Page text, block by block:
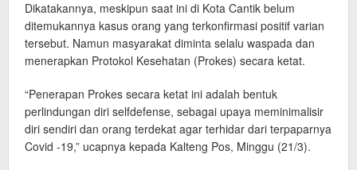
Dikatakannya, meskipun saat ini di Kota Cantik belum
ditemukannya kasus orang yang terkonfirmasi positif varian
tersebut. Namun masyarakat diminta selalu waspada dan
menerapkan Protokol Kesehatan (Prokes) secara ketat.
“Penerapan Prokes secara ketat ini adalah bentuk
perlindungan diri selfdefense, sebagai upaya meminimalisir
diri sendiri dan orang terdekat agar terhidar dari terpaparnya
Covid -19,” ucapnya kepada Kalteng Pos, Minggu (21/3).